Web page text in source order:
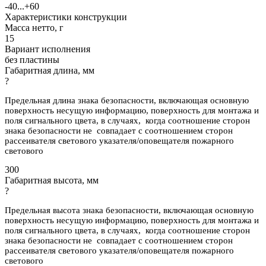
-40...+60
Характеристики конструкции
Масса нетто, г
15
Вариант исполнения
без пластины
Габаритная длина, мм
?
Предельная длина знака безопасности, включающая основную
поверхность несущую информацию, поверхность для монтажа и
поля сигнального цвета, в случаях, когда соотношение сторон
знака безопасности не совпадает с соотношением сторон
рассеивателя светового указателя/оповещателя пожарного
светового
300
Габаритная высота, мм
?
Предельная высота знака безопасности, включающая основную
поверхность несущую информацию, поверхность для монтажа и
поля сигнального цвета, в случаях, когда соотношение сторон
знака безопасности не совпадает с соотношением сторон
рассеивателя светового указателя/оповещателя пожарного
светового